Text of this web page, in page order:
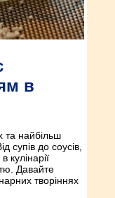
в
та найбільш
супів до соусів,
кулінарії
Давайте
творіннях